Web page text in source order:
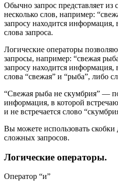
Обычно запрос представляет из
несколько слов, например:
запросу находится информация,
слова запроса.
Логические операторы
запросы, например: “свежая
запросу находится информация,
слова “свежая” и “рыба”, либо
“Свежая рыба не скумбрия” —
информация, в которой
и не встречается слово
Вы можете использовать скобки
сложных запросов.
Логические операторы.
Оператор “и”